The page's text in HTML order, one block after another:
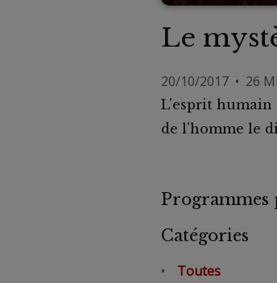
Le
20/10/2017 • 26
L'esprit humain
de l'homme le
Catégories
Toutes